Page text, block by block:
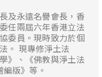
及永遠名譽會長，香
任兩屆六年香港立法
委員。現時致力於個
。 現專修淨土法
》、《佛教與淨土法
版》等。